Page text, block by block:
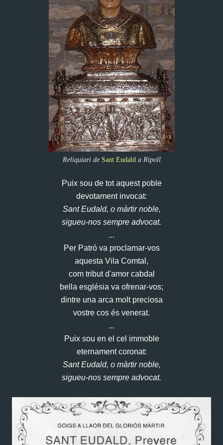
Reliquiari de Sant Eudald a Ripoll
Puix sou de tot aquest poble
devotament invocat:
Sant Eudald, o màrtir noble,
sigueu-nos sempre advocat.
...
Per Patró va proclamar-vos
aquesta Vila Comtal,
com tribut d'amor cabdal
bella església va ofrenar-vos;
dintre una arca molt preciosa
vostre cos és venerat.
...
Puix sou en el cel immoble
eternament coronat:
Sant Eudald, o màrtir noble,
sigueu-nos sempre advocat.